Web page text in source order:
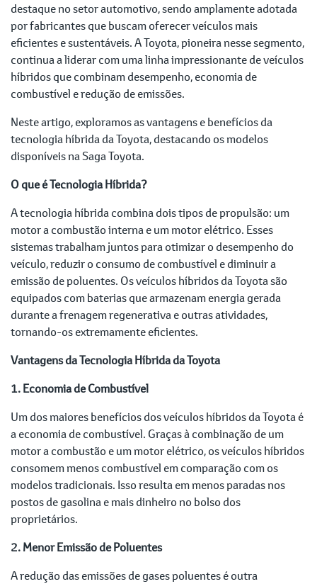
destaque no setor automotivo, sendo amplamente adotada
por fabricantes que buscam oferecer veículos mais
eficientes e sustentáveis. A Toyota, pioneira nesse segmento,
continua a liderar com uma linha impressionante de veículos
híbridos que combinam desempenho, economia de
combustível e redução de emissões.
Neste artigo, exploramos as vantagens e benefícios da
tecnologia híbrida da Toyota, destacando os modelos
disponíveis na Saga Toyota.
O que é Tecnologia Híbrida?
A tecnologia híbrida combina dois tipos de propulsão: um
motor a combustão interna e um motor elétrico. Esses
sistemas trabalham juntos para otimizar o desempenho do
veículo, reduzir o consumo de combustível e diminuir a
emissão de poluentes. Os veículos híbridos da Toyota são
equipados com baterias que armazenam energia gerada
durante a frenagem regenerativa e outras atividades,
tornando-os extremamente eficientes.
Vantagens da Tecnologia Híbrida da Toyota
1. Economia de Combustível
Um dos maiores benefícios dos veículos híbridos da Toyota é
a economia de combustível. Graças à combinação de um
motor a combustão e um motor elétrico, os veículos híbridos
consomem menos combustível em comparação com os
modelos tradicionais. Isso resulta em menos paradas nos
postos de gasolina e mais dinheiro no bolso dos
proprietários.
2. Menor Emissão de Poluentes
A redução das emissões de gases poluentes é outra